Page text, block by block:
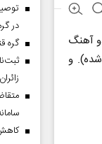
آهنگ
و
در
گره